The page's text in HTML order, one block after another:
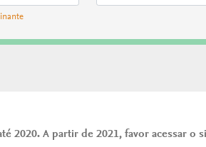
2020. A partir de 2021, favor acessar o